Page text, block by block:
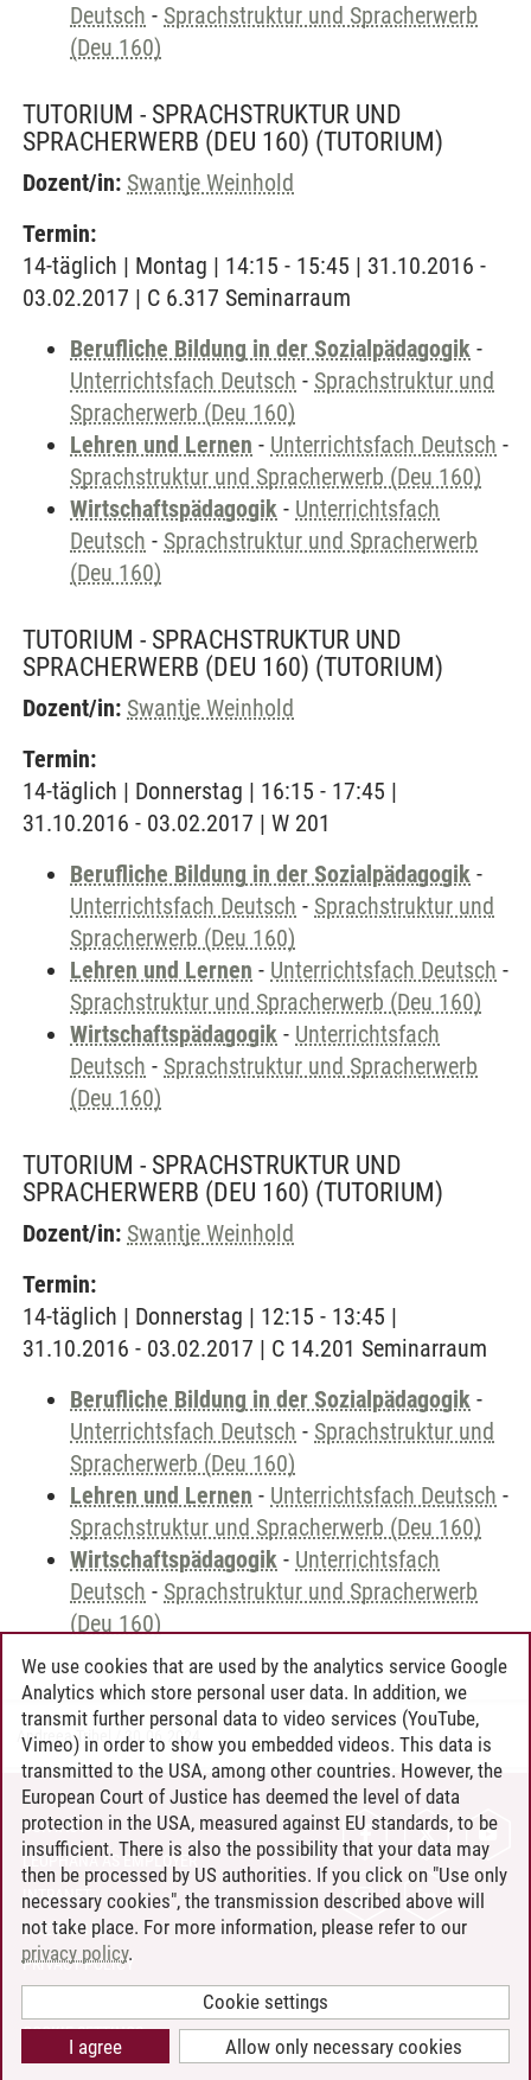
Deutsch - Sprachstruktur und Spracherwerb
(Deu 160)
TUTORIUM - SPRACHSTRUKTUR UND
SPRACHERWERB (DEU 160) (TUTORIUM)
Dozent/in: Swantje Weinhold
Termin:
14-täglich | Montag | 14:15 - 15:45 | 31.10.2016 -
03.02.2017 | C 6.317 Seminarraum
Berufliche Bildung in der Sozialpädagogik -
Unterrichtsfach Deutsch - Sprachstruktur und
Spracherwerb (Deu 160)
Lehren und Lernen - Unterrichtsfach Deutsch -
Sprachstruktur und Spracherwerb (Deu 160)
Wirtschaftspädagogik - Unterrichtsfach
Deutsch - Sprachstruktur und Spracherwerb
(Deu 160)
TUTORIUM - SPRACHSTRUKTUR UND
SPRACHERWERB (DEU 160) (TUTORIUM)
Dozent/in: Swantje Weinhold
Termin:
14-täglich | Donnerstag | 16:15 - 17:45 |
31.10.2016 - 03.02.2017 | W 201
Berufliche Bildung in der Sozialpädagogik -
Unterrichtsfach Deutsch - Sprachstruktur und
Spracherwerb (Deu 160)
Lehren und Lernen - Unterrichtsfach Deutsch -
Sprachstruktur und Spracherwerb (Deu 160)
Wirtschaftspädagogik - Unterrichtsfach
Deutsch - Sprachstruktur und Spracherwerb
(Deu 160)
TUTORIUM - SPRACHSTRUKTUR UND
SPRACHERWERB (DEU 160) (TUTORIUM)
Dozent/in: Swantje Weinhold
Termin:
14-täglich | Donnerstag | 12:15 - 13:45 |
31.10.2016 - 03.02.2017 | C 14.201 Seminarraum
Berufliche Bildung in der Sozialpädagogik -
Unterrichtsfach Deutsch - Sprachstruktur und
Spracherwerb (Deu 160)
Lehren und Lernen - Unterrichtsfach Deutsch -
Sprachstruktur und Spracherwerb (Deu 160)
Wirtschaftspädagogik - Unterrichtsfach
Deutsch - Sprachstruktur und Spracherwerb
(Deu 160)
Andreea Tribel 30.06.2024
CONTACT
LEUPHANA AS EMPLOYER
INTRANET
SITE NOTICE
PRIVACY POLICY
COOKIE SETTINGS
We use cookies that are used by the analytics service Google
Analytics which store personal user data. In addition, we
transmit further personal data to video services (YouTube,
Vimeo) in order to show you embedded videos. This data is
transmitted to the USA, among other countries. However, the
European Court of Justice has deemed the level of data
protection in the USA, measured against EU standards, to be
insufficient. There is also the possibility that your data may
then be processed by US authorities. If you click on "Use only
necessary cookies", the transmission described above will
not take place. For more information, please refer to our
privacy policy.
Cookie settings
Allow only necessary cookies
I agree